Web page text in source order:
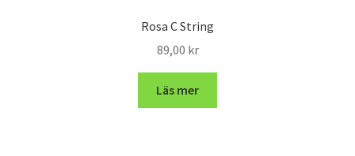
Rosa C String
89,00 kr
Läs mer